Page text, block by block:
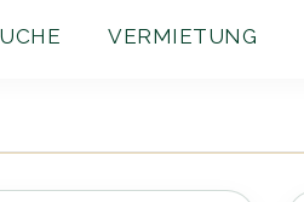
VERMIETUNG